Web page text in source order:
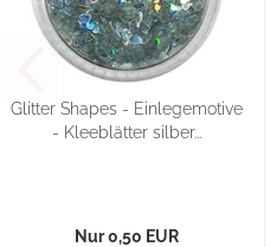
Glitter Shapes - Einlegemotive
- Kleeblätter silber...
Nur 0,50 EUR